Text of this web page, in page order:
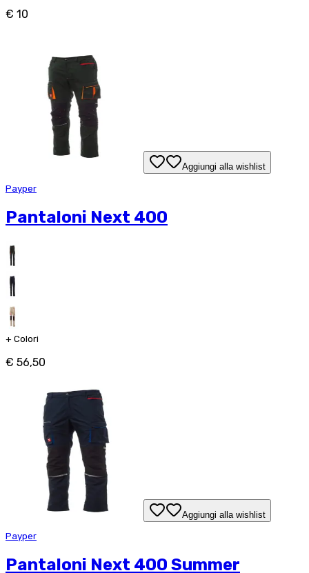
€ 10
Aggiungi alla wishlist
Payper
Pantaloni Next 400
+ Colori
€ 56,50
Aggiungi alla wishlist
Payper
Pantaloni Next 400 Summer